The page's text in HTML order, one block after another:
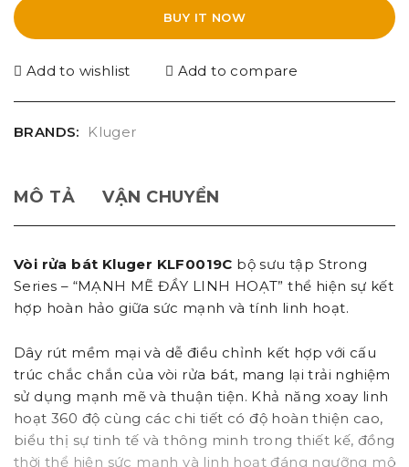
BUY IT NOW
Add to wishlist Add to compare
BRANDS: Kluger
MÔ TẢ VẬN CHUYỂN
Vòi rửa bát Kluger KLF0019C bộ sưu tập Strong
Series – “MẠNH MẼ ĐẦY LINH HOẠT” thể hiện sự kết
hợp hoàn hảo giữa sức mạnh và tính linh hoạt.
Dây rút mềm mại và dễ điều chỉnh kết hợp với cấu
trúc chắc chắn của vòi rửa bát, mang lại trải nghiệm
sử dụng mạnh mẽ và thuận tiện. Khả năng xoay linh
hoạt 360 độ cùng các chi tiết có độ hoàn thiện cao,
biểu thị sự tinh tế và thông minh trong thiết kế, đồng
thời thể hiện sức mạnh và linh hoạt đáng ngưỡng mộ